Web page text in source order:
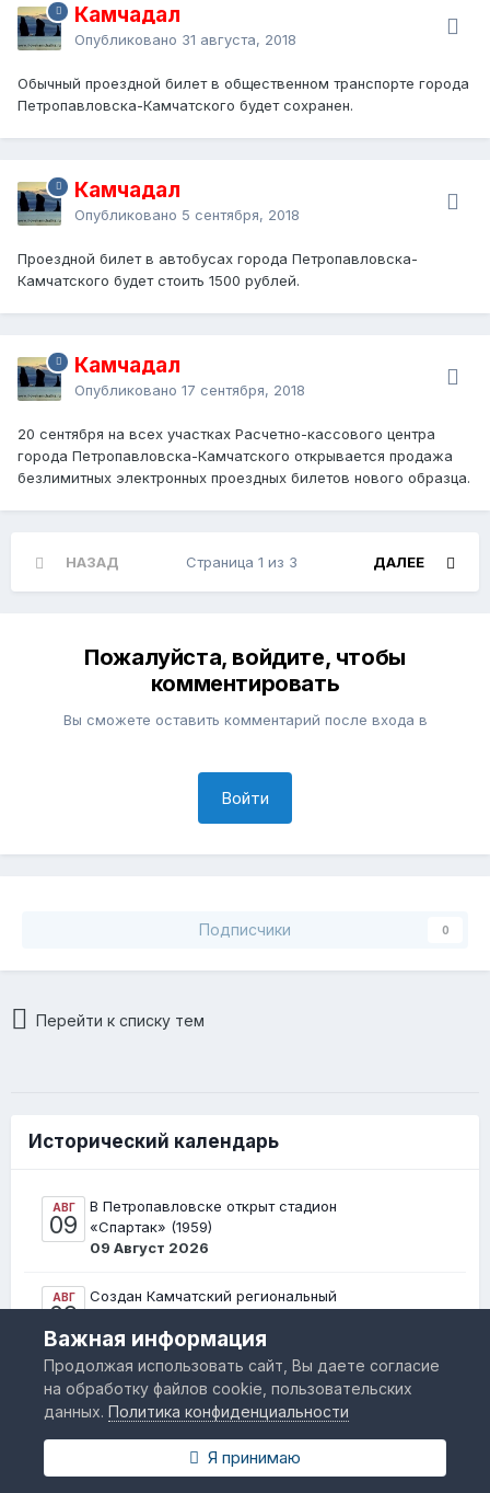
Камчадал
Опубликовано 31 августа, 2018
Обычный проездной билет в общественном транспорте города
Петропавловска-Камчатского будет сохранен.
Камчадал
Опубликовано 5 сентября, 2018
Проездной билет в автобусах города Петропавловска-
Камчатского будет стоить 1500 рублей.
Камчадал
Опубликовано 17 сентября, 2018
20 сентября на всех участках Расчетно-кассового центра
города Петропавловска-Камчатского открывается продажа
безлимитных электронных проездных билетов нового образца.
НАЗАД ДАЛЕЕ
Страница 1 из 3
Пожалуйста, войдите, чтобы
комментировать
Вы сможете оставить комментарий после входа в
Войти
Подписчики 0
Перейти к списку тем
Исторический календарь
АВГ
09
В Петропавловске открыт стадион
«Спартак» (1959)
09 Август 2026
АВГ
09
Создан Камчатский региональный
09 Август 2026
АВГ
12
Создан Быстринский ламутский туземный
район (1926)
12 Август 2026
АВГ
Родился Прокопий Трифонович
Важная информация
Продолжая использовать сайт, Вы даете согласие
на обработку файлов cookie, пользовательских
данных.Политика конфиденциальности
Я принимаю